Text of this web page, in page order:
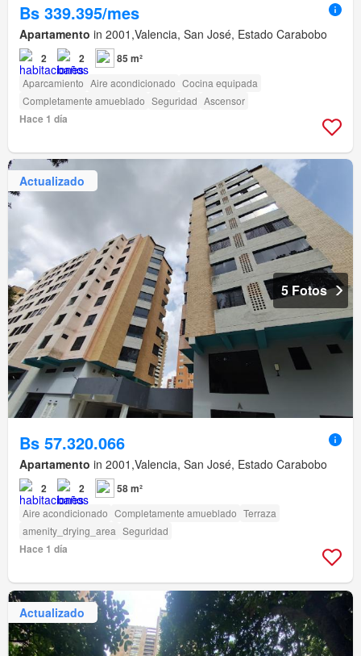
Bs 339.395/mes
Apartamento in 2001,Valencia, San José, Estado Carabobo
2 2 85 m²
Aparcamiento Aire acondicionado Cocina equipada
Completamente amueblado Seguridad Ascensor
Hace 1 día
Actualizado
5 Fotos
Bs 57.320.066
Apartamento in 2001,Valencia, San José, Estado Carabobo
2 2 58 m²
Aire acondicionado Completamente amueblado Terraza
amenity_drying_area Seguridad
Hace 1 día
Actualizado